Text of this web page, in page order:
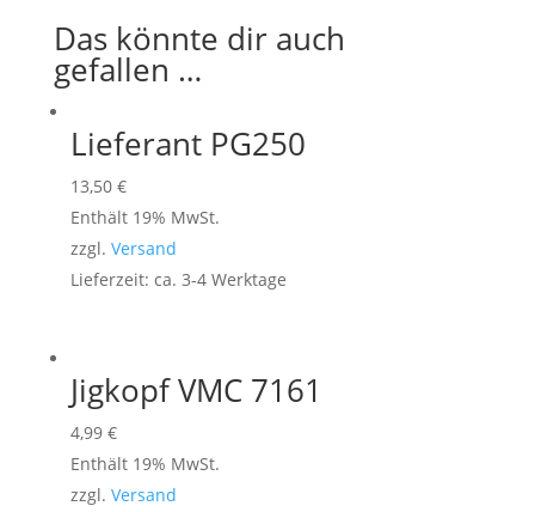
Das könnte dir auch
gefallen …
Lieferant PG250
13,50 €
Enthält 19% MwSt.
zzgl. Versand
Lieferzeit: ca. 3-4 Werktage
Jigkopf VMC 7161
4,99 €
Enthält 19% MwSt.
zzgl. Versand